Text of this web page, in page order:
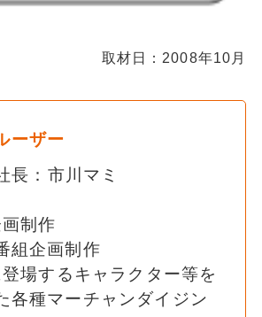
取材日：2008年10月
ーザー
長：市川マミ
制作
組企画制作
場するキャラクター等を
各種マーチャンダイジン